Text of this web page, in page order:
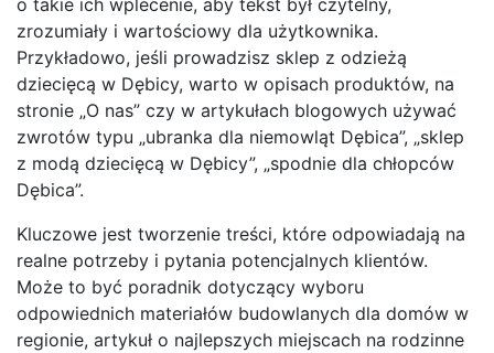
zrozumiały i wartościowy dla użytkownika.
Przykładowo, jeśli prowadzisz sklep z odzieżą
dziecięcą w Dębicy, warto w opisach produktów, na
stronie „O nas” czy w artykułach blogowych używać
zwrotów typu „ubranka dla niemowląt Dębica”, „sklep
z modą dziecięcą w Dębicy”, „spodnie dla chłopców
Dębica”.
Kluczowe jest tworzenie treści, które odpowiadają na
realne potrzeby i pytania potencjalnych klientów.
Może to być poradnik dotyczący wyboru
odpowiednich materiałów budowlanych dla domów w
regionie, artykuł o najlepszych miejscach na rodzinne